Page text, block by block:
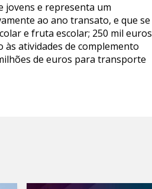
jovens e representa um
ao ano transato, e que se
e fruta escolar; 250 mil euros
às atividades de complemento
de euros para transporte